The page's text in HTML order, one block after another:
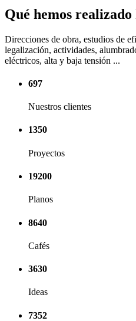
Qué hemos realizado
Direcciones de obra, estudios de
legalización, actividades,
eléctricos, alta y baja tensión ...
697
Nuestros clientes
1350
Proyectos
19200
Planos
8640
Cafés
3630
Ideas
7352